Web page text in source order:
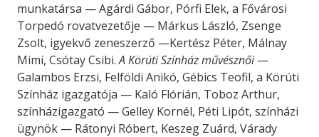
munkatársa — Agárdi Gábor, Pórfi Elek, a Fővárosi
Torpedó rovatvezetője — Márkus László, Zsenge
Zsolt, igyekvő zeneszerző —Kertész Péter, Málnay
Mimi, Csótay Csibi.A Körúti Színház művésznői—
Galambos Erzsi, Felföldi Anikó, Gébics Teofil, a Körúti
Színház igazgatója — Kaló Flórián, Toboz Arthur,
színházigazgató — Gelley Kornél, Péti Lipót, színházi
ügynök — Rátonyi Róbert, Keszeg Zuárd, Várady